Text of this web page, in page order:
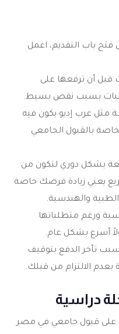
باب التقديم، اعمل
أن ترفعها على
بسبب نقص بسيط.
مثل عرب إديو يكون فيه
بالقبول الجامعي
بشكل دوري لتكون من
يعني زيادة فرصك خاصة
والهندسية.
ورغم متطلباتها
أسرع بشكل عام.
تأخر الدفع بتوقيف
الالتزام من قبلك.
دراسية
قبول جامعي في مصر